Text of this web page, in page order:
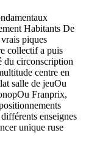
Habitants De
piques
collectif a puis
du circonscription
centre en
salle de jeuOu
Franprix,
enseignes
unique ruse